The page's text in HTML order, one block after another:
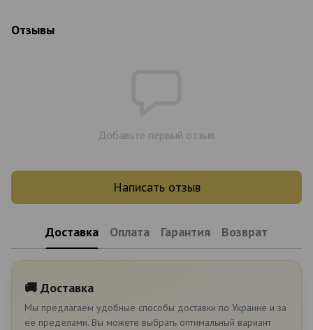
Отзывы
Добавьте первый отзыв
Написать отзыв
Доставка Оплата Гарантия Возврат
🚚 Доставка
Мы предлагаем удобные способы доставки по Украине и за
её пределами. Вы можете выбрать оптимальный вариант